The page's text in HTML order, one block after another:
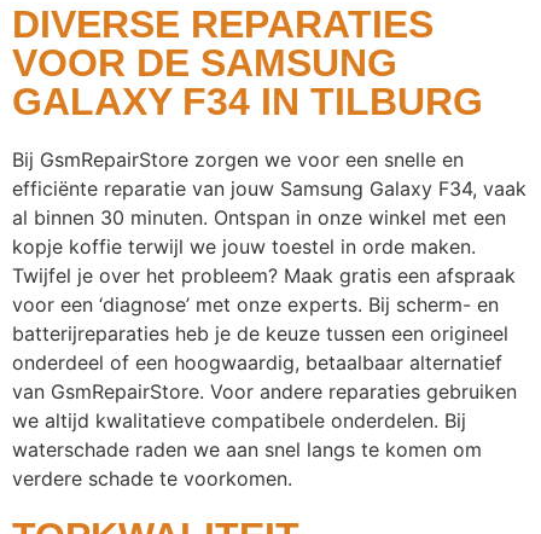
DIVERSE REPARATIES
VOOR DE SAMSUNG
GALAXY F34 IN TILBURG
Bij GsmRepairStore zorgen we voor een snelle en
efficiënte reparatie van jouw Samsung Galaxy F34, vaak
al binnen 30 minuten. Ontspan in onze winkel met een
kopje koffie terwijl we jouw toestel in orde maken.
Twijfel je over het probleem? Maak gratis een afspraak
voor een ‘diagnose’ met onze experts. Bij scherm- en
batterijreparaties heb je de keuze tussen een origineel
onderdeel of een hoogwaardig, betaalbaar alternatief
van GsmRepairStore. Voor andere reparaties gebruiken
we altijd kwalitatieve compatibele onderdelen. Bij
waterschade raden we aan snel langs te komen om
verdere schade te voorkomen.